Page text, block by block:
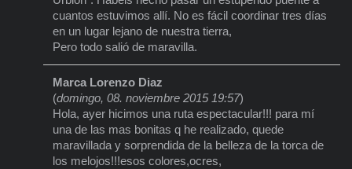
cuantos estuvimos allí. No es fácil coordinar tres días
en un lugar lejano de nuestra tierra,
Pero todo salió de maravilla.
Marca Lorenzo Diaz
(domingo, 08. noviembre 2015 19:57)
Hola, ayer hicimos una ruta espectacular!!! para mí
una de las mas bonitas q he realizado, quede
maravillada y sorprendida de la belleza de la torca de
los melojos!!!esos colores,ocres,